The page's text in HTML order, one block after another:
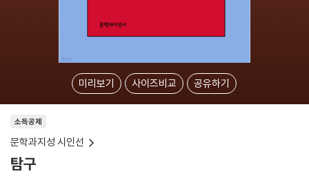
미리보기 사이즈비교 공유하기
소득공제
문학과지성 시인선
탐구